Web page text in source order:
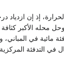
إذ إن ازدياد
وحل محله الأكبر
مائية في المباني،
التدفئة المركزية